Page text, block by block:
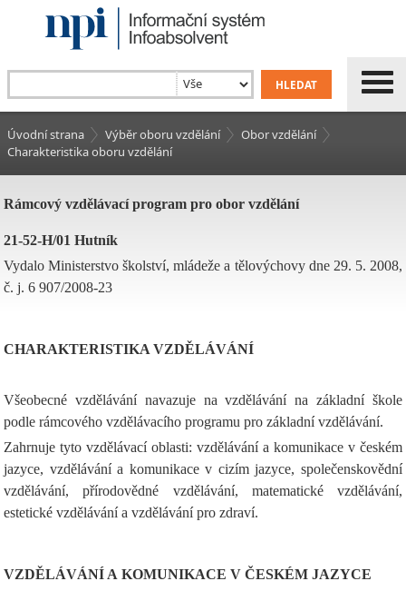
Úvodní strana Výběr oboru vzdělání
Obor vzdělání
Charakteristika oboru vzdělání
Rámcový vzdělávací program pro obor vzdělání
21-52-H/01 Hutník
Vydalo Ministerstvo školství, mládeže a tělovýchovy dne 29. 5. 2008,
č. j. 6 907/2008-23
CHARAKTERISTIKA VZDĚLÁVÁNÍ
Všeobecné vzdělávání navazuje na vzdělávání na základní škole
podle rámcového vzdělávacího programu pro základní vzdělávání.
Zahrnuje tyto vzdělávací oblasti: vzdělávání a komunikace v českém
jazyce, vzdělávání a komunikace v cizím jazyce, společenskovědní
vzdělávání, přírodovědné vzdělávání, matematické vzdělávání,
estetické vzdělávání a vzdělávání pro zdraví.
VZDĚLÁVÁNÍ A KOMUNIKACE V ČESKÉM JAZYCE